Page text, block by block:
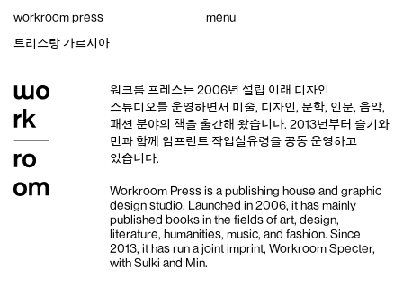
content
workroom press menu
트리스탕 가르시아
워크룸 프레스는 2006년 설립 이래 디자인
스튜디오를 운영하면서 미술, 디자인, 문학, 인문, 음악,
패션 분야의 책을 출간해 왔습니다. 2013년부터 슬기와
민과 함께 임프린트 작업실유령을 공동 운영하고
있습니다.
Workroom Press is a publishing house and graphic
design studio. Launched in 2006, it has mainly
published books in the fields of art, design,
literature, humanities, music, and fashion. Since
2013, it has run a joint imprint, Workroom Specter,
with Sulki and Min.